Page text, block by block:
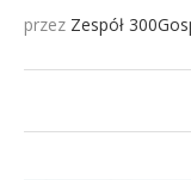
przez Zespół